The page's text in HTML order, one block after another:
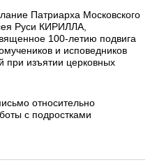
Патриарха Московского
Руси КИРИЛЛА,
100-летию подвига
и исповедников
при изъятии церковных
относительно
с подростками